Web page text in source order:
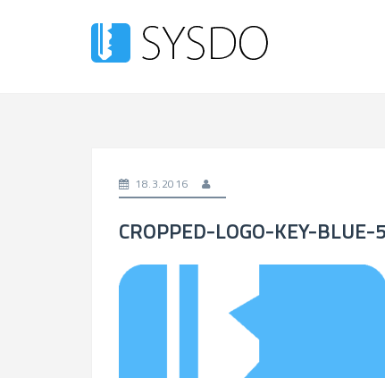
18.3.2016
CROPPED-LOGO-KEY-